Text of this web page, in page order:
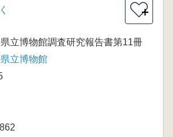
＋
立博物館調査研究報告書第11冊
立博物館